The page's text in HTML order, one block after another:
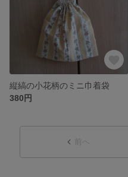
縦縞の小花柄のミニ巾着袋
380円
前へ